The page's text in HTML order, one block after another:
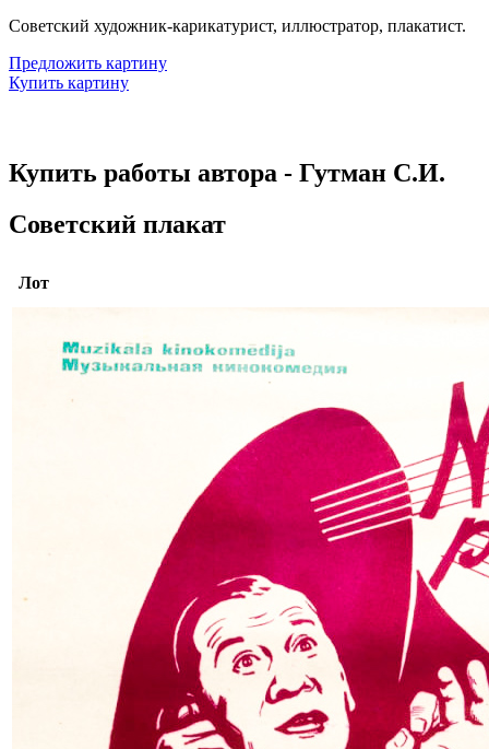
Советский художник-карикатурист, иллюстратор, плакатист.
Предложить картину
Купить картину
Купить работы автора - Гутман С.И.
Советский плакат
Лот